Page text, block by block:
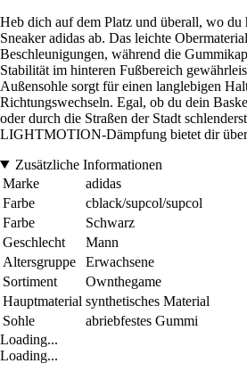
Heb dich auf dem Platz und überall, wo du
Sneaker adidas ab. Das leichte
Beschleunigungen, während die
Stabilität im hinteren Fußbereich
Außensohle sorgt für einen langlebigen
Richtungswechseln. Egal, ob du dein
oder durch die Straßen der Stadt
LIGHTMOTION-Dämpfung bietet dir
Zusätzliche Informationen
Marke
adidas
Farbe
cblack/supcol/supcol
Farbe
Schwarz
Geschlecht
Mann
Altersgruppe
Erwachsene
Sortiment
Ownthegame
Hauptmaterial synthetisches Material
Sohle
abriebfestes Gummi
Loading...
Loading...